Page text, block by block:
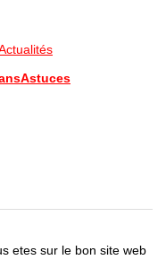
etes sur le bon site web